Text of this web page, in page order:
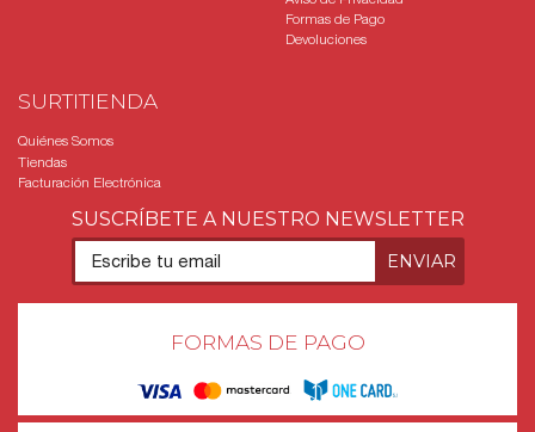
SUSCRÍBETE A NUESTRO NEWSLETTER
Formas de Pago
Devoluciones
SURTITIENDA
Quiénes Somos
Tiendas
Facturación Electrónica
FORMAS DE PAGO